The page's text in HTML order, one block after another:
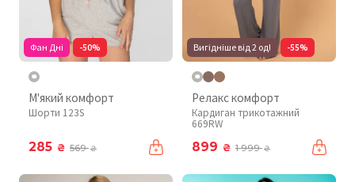
Фан Дні -50%
М'який комфорт
Шорти 123S
285 ₴ 569₴
Вигідніше від 2 од! -55%
Релакс комфорт
Кардиган трикотажний
669RW
899 ₴ 1 999₴